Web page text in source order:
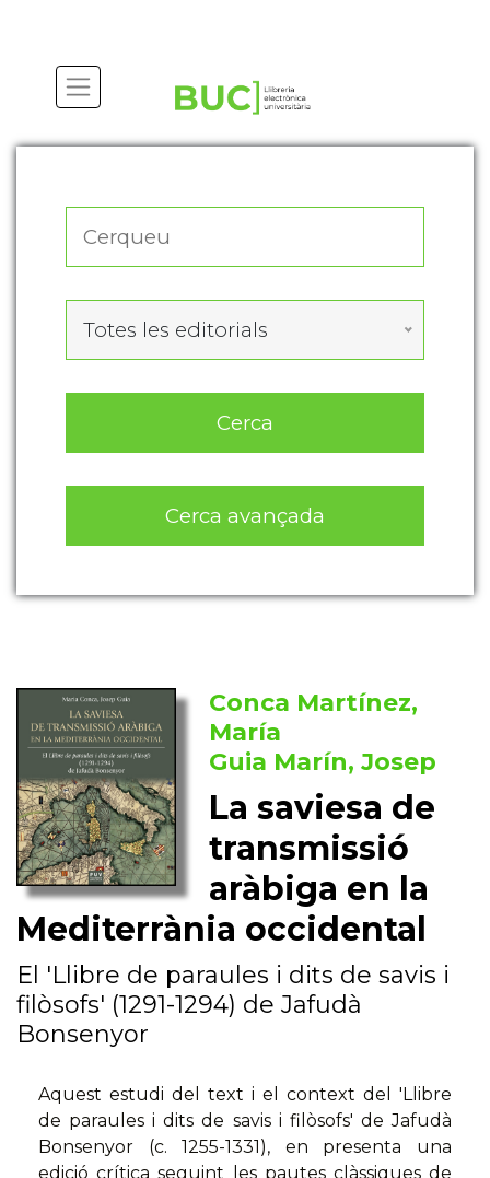
Totes les editorials
Cerca
Cerca avançada
Conca Martínez,
María
Guia Marín, Josep
La saviesa de
transmissió
aràbiga en la
Mediterrània occidental
El 'Llibre de paraules i dits de savis i
filòsofs' (1291-1294) de Jafudà
Bonsenyor
Aquest estudi del text i el context del 'Llibre
de paraules i dits de savis i filòsofs' de Jafudà
Bonsenyor (c. 1255-1331), en presenta una
edició crítica seguint les pautes clàssiques de